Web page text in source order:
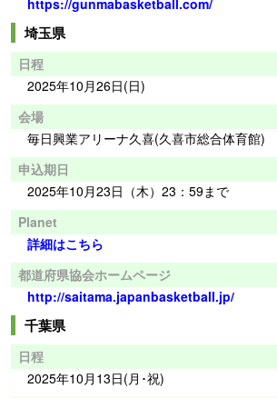
埼玉県
日程
2025年10月26日(日)
会場
毎日興業アリーナ久喜(久喜市総合体育館)
申込期日
2025年10月23日（木）23：59まで
Planet
詳細はこちら
都道府県協会ホームページ
http://saitama.japanbasketball.jp/
千葉県
日程
2025年10月13日(月･祝)